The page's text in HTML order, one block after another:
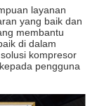
layanan
yang baik dan
membantu
di dalam
kompresor
pengguna